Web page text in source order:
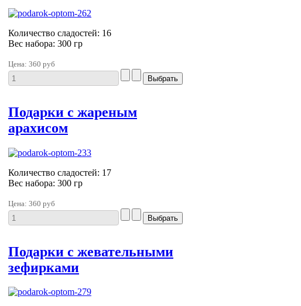
Количество сладостей: 16
Вес набора: 300 гр
Цена: 360 руб
Подарки с жареным
арахисом
Количество сладостей: 17
Вес набора: 300 гр
Цена: 360 руб
Подарки с жевательными
зефирками